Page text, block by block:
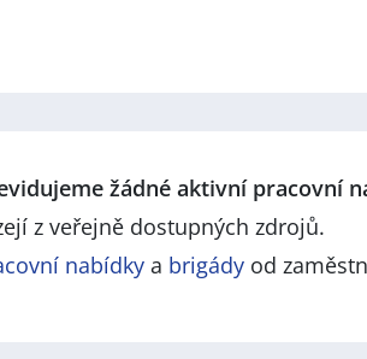
žádné aktivní pracovní
z veřejně dostupných zdrojů.
nabídky a brigády od